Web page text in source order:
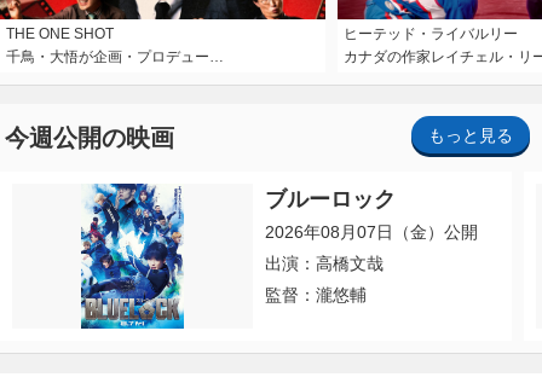
THE ONE SHOT
千鳥・大悟が企画・プロデュー…
ヒーテッド・ライバルリー
カナダの作家レイチェル・リ
今週公開の映画 もっと見る
ブルーロック
2026年08月07日（金）公開
出演：高橋文哉
監督：瀧悠輔